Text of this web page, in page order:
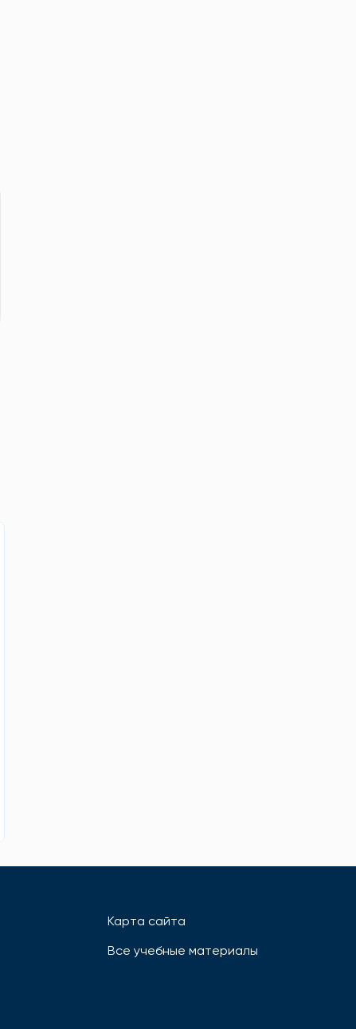
Карта сайта
Все учебные материалы